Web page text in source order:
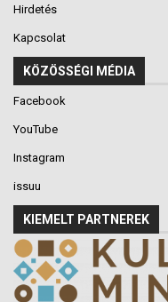
Hirdetés
Kapcsolat
KÖZÖSSÉGI MÉDIA
Facebook
YouTube
Instagram
issuu
KIEMELT PARTNEREK